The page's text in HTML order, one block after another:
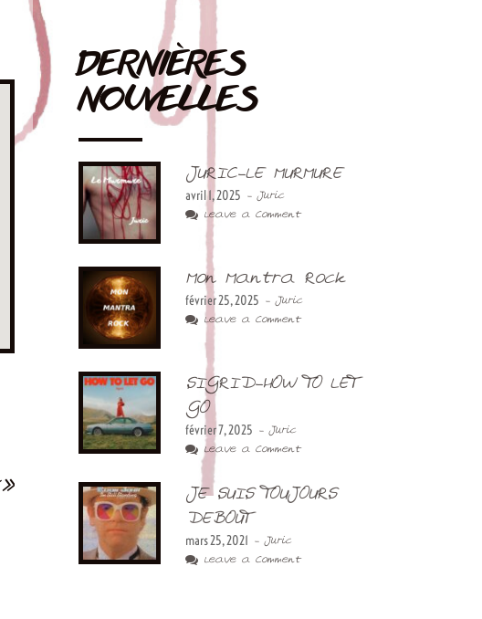
DERNIÈRES
NOUVELLES
JURIC-LE MURMURE
avril 1, 2025 - Juric
Leave a Comment
Mon Mantra Rock
février 25, 2025 - Juric
Leave a Comment
SIGRID-HOW TO LET
GO
février 7, 2025 - Juric
Leave a Comment
JE SUIS TOUJOURS
DEBOUT
mars 25, 2021 - Juric
Leave a Comment